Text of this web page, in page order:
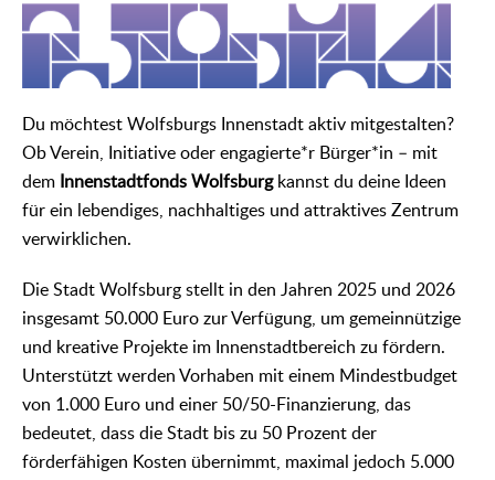
Du möchtest Wolfsburgs Innenstadt aktiv mitgestalten?
Ob Verein, Initiative oder engagierte*r Bürger*in – mit
dem Innenstadtfonds Wolfsburgkannst du deine Ideen
für ein lebendiges, nachhaltiges und attraktives Zentrum
verwirklichen.
Die Stadt Wolfsburg stellt in den Jahren 2025 und 2026
insgesamt 50.000 Euro zur Verfügung, um gemeinnützige
und kreative Projekte im Innenstadtbereich zu fördern.
Unterstützt werden Vorhaben mit einem Mindestbudget
von 1.000 Euro und einer 50/50-Finanzierung, das
bedeutet, dass die Stadt bis zu 50 Prozent der
förderfähigen Kosten übernimmt, maximal jedoch 5.000